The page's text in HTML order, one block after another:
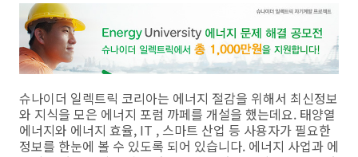
슈나이더 일렉트릭 코리아는 에너지 절감을 위해서 최신정보
와 지식을 모은 에너지 포럼 까페를 개설을 했는데요. 태양열
에너지와 에너지 효율, IT , 스마트 산업 등 사용자가 필요한
정보를 한눈에 볼 수 있도록 되어 있습니다. 에너지 사업과 에